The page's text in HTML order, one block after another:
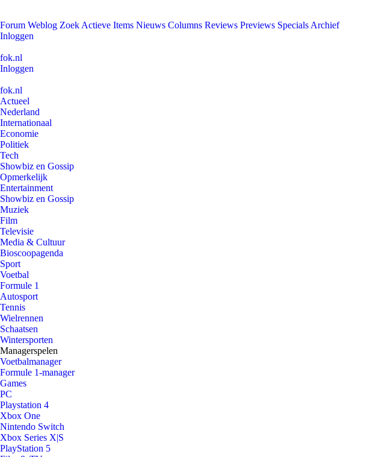
Forum Weblog Zoek Actieve Items Nieuws Columns Reviews Previews Specials Archief
Inloggen
fok.nl
Inloggen
fok.nl
Actueel
Nederland
Internationaal
Economie
Politiek
Tech
Showbiz en Gossip
Opmerkelijk
Entertainment
Showbiz en Gossip
Muziek
Film
Televisie
Media & Cultuur
Bioscoopagenda
Sport
Voetbal
Formule 1
Autosport
Tennis
Wielrennen
Schaatsen
Wintersporten
Managerspelen
Voetbalmanager
Formule 1-manager
Games
PC
Playstation 4
Xbox One
Nintendo Switch
Xbox Series X|S
PlayStation 5